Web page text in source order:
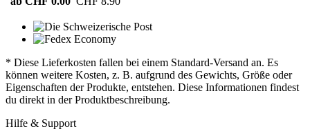
* Diese Lieferkosten fallen bei einem Standard-Versand an. Es
können weitere Kosten, z. B. aufgrund des Gewichts, Größe oder
Eigenschaften der Produkte, entstehen. Diese Informationen findest
du direkt in der Produktbeschreibung.
Hilfe & Support